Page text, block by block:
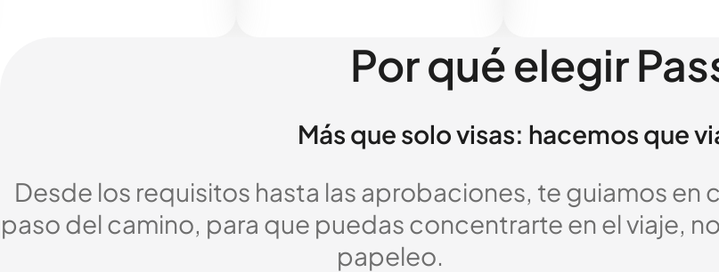
Por qué elegir
Más que solo visas: hacemos que
Desde los requisitos hasta las aprobaciones, te guiamos en
paso del camino, para que puedas concentrarte en el viaje,
papeleo.